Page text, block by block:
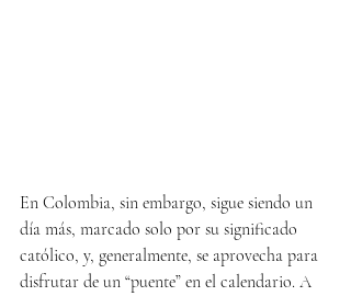
En Colombia, sin embargo, sigue siendo un
día más, marcado solo por su significado
católico, y, generalmente, se aprovecha para
disfrutar de un “puente” en el calendario. A